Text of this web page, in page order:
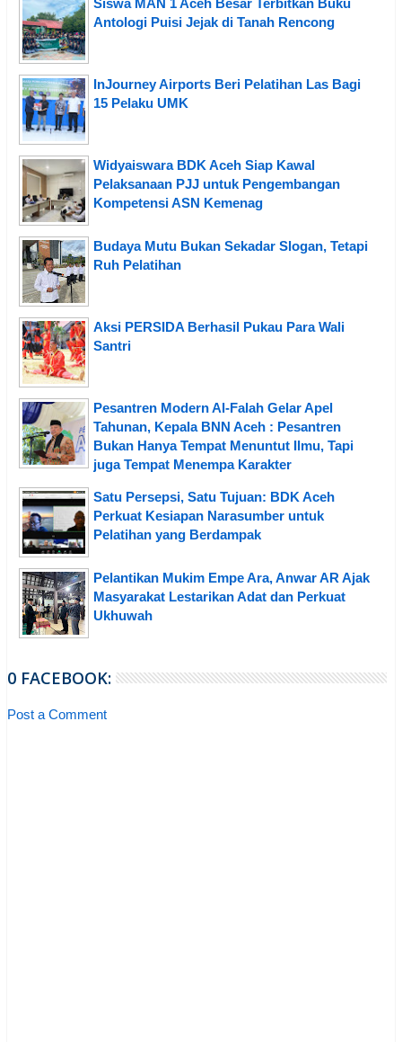
Siswa MAN 1 Aceh Besar Terbitkan Buku
Antologi Puisi Jejak di Tanah Rencong
InJourney Airports Beri Pelatihan Las Bagi
15 Pelaku UMK
Widyaiswara BDK Aceh Siap Kawal
Pelaksanaan PJJ untuk Pengembangan
Kompetensi ASN Kemenag
Budaya Mutu Bukan Sekadar Slogan, Tetapi
Ruh Pelatihan
Aksi PERSIDA Berhasil Pukau Para Wali
Santri
Pesantren Modern Al-Falah Gelar Apel
Tahunan, Kepala BNN Aceh : Pesantren
Bukan Hanya Tempat Menuntut Ilmu, Tapi
juga Tempat Menempa Karakter
Satu Persepsi, Satu Tujuan: BDK Aceh
Perkuat Kesiapan Narasumber untuk
Pelatihan yang Berdampak
Pelantikan Mukim Empe Ara, Anwar AR Ajak
Masyarakat Lestarikan Adat dan Perkuat
Ukhuwah
0 FACEBOOK:
Post a Comment